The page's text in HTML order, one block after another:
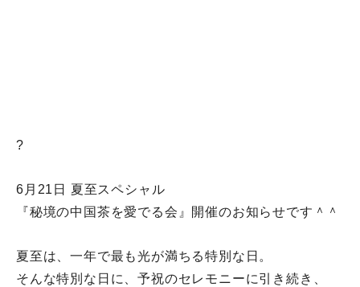
?
6月21日 夏至スペシャル
『秘境の中国茶を愛でる会』開催のお知らせです＾＾
夏至は、一年で最も光が満ちる特別な日。
そんな特別な日に、予祝のセレモニーに引き続き、